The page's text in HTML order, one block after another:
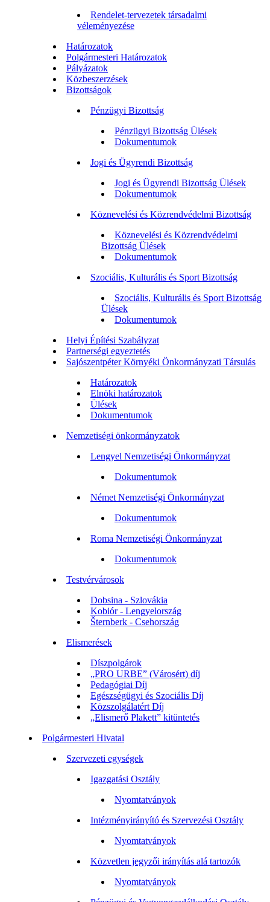
Rendelet-tervezetek társadalmi
véleményezése
Határozatok
Polgármesteri Határozatok
Pályázatok
Közbeszerzések
Bizottságok
Pénzügyi Bizottság
Pénzügyi Bizottság Ülések
Dokumentumok
Jogi és Ügyrendi Bizottság
Jogi és Ügyrendi Bizottság Ülések
Dokumentumok
Köznevelési és Közrendvédelmi Bizottság
Köznevelési és Közrendvédelmi
Bizottság Ülések
Dokumentumok
Szociális, Kulturális és Sport Bizottság
Szociális, Kulturális és Sport Bizottság
Ülések
Dokumentumok
Helyi Építési Szabályzat
Partnerségi egyeztetés
Sajószentpéter Környéki Önkormányzati Társulás
Határozatok
Elnöki határozatok
Ülések
Dokumentumok
Nemzetiségi önkormányzatok
Lengyel Nemzetiségi Önkormányzat
Dokumentumok
Német Nemzetiségi Önkormányzat
Dokumentumok
Roma Nemzetiségi Önkormányzat
Dokumentumok
Testvérvárosok
Dobsina - Szlovákia
Kobiór - Lengyelország
Šternberk - Csehország
Elismerések
Díszpolgárok
„PRO URBE” (Városért) díj
Pedagógiai Díj
Egészségügyi és Szociális Díj
Közszolgálatért Díj
„Elismerő Plakett” kitüntetés
Polgármesteri Hivatal
Szervezeti egységek
Igazgatási Osztály
Nyomtatványok
Intézményirányító és Szervezési Osztály
Nyomtatványok
Közvetlen jegyzői irányítás alá tartozók
Nyomtatványok